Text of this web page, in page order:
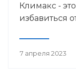
Климакс -
избавиться
7 апреля 2023